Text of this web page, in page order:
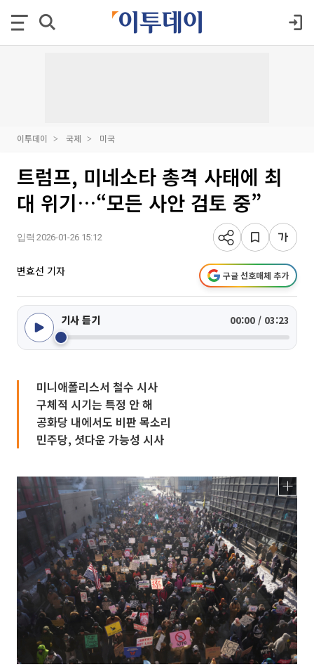
이투데이 국제 미국
트럼프, 미네소타 총격 사태에 최
대 위기…“모든 사안 검토 중”
입력 2026-01-26 15:12
변효선 기자 구글 선호매체 추가
기사 듣기 00:00 / 03:23
미니애폴리스서 철수 시사
구체적 시기는 특정 안 해
공화당 내에서도 비판 목소리
민주당, 셧다운 가능성 시사